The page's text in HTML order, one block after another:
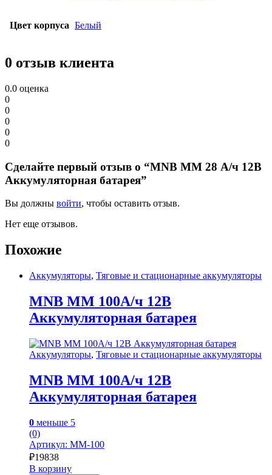
Цвет корпуса Белый
0 отзыв клиента
0.0 оценка
0
0
0
0
0
Сделайте первый отзыв о “MNB MM 28 А/ч 12В
Аккумуляторная батарея”
Вы должны войти, чтобы оставить отзыв.
Нет еще отзывов.
Похожие
Аккумуляторы, Тяговые и стационарные аккумуляторы
MNB MM 100А/ч 12В
Аккумуляторная батарея
Аккумуляторы, Тяговые и стационарные аккумуляторы
MNB MM 100А/ч 12В
Аккумуляторная батарея
0 меньше 5
(0)
Артикул: MM-100
₽19838
В корзину